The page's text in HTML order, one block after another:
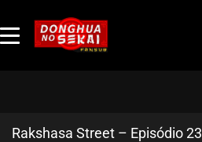
Rakshasa Street – Episódio 23